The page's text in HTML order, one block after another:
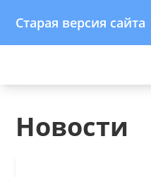
Старая версия сайта
Новости